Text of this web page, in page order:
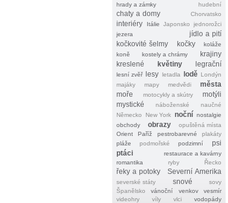
hrady a zámky hudební
chaty a domy Chorvatsko
interiéry Itálie Japonsko
jednorožci
jezera
jídlo a pití
kočkovité šelmy
kočky
koláže
koně
kostely a chrámy
krajiny
kreslené
květiny legrační
lesní zvěř lesy letadla lodě Londýn
majáky
mapy medvědi
města
moře
motocykly a skútry
motýli
mystické
náboženské
naučné
Německo
New York noční nostalgie
obchody
obrazy
opuštěná místa
Orient
Paříž pestrobarevné
plakáty
pláže
podmořské podzimní
psi
ptáci
restaurace a kavárny
romantika
ryby Řecko
řeky a potoky Severní Amerika
severské státy snové
sovy
Španělsko
vánoční venkov
vesmír
videohry
víly vlci vodopády